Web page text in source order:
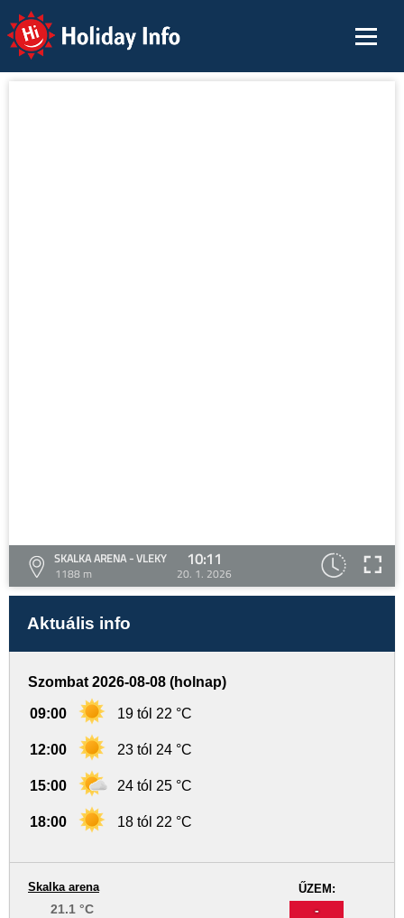
Holiday Info
SKALKA ARENA - VLEKY
1188 m
10:11
20. 1. 2026
Aktuális info
Szombat 2026-08-08 (holnap)
09:00 19 tól 22 °C
12:00 23 tól 24 °C
15:00 24 tól 25 °C
18:00 18 tól 22 °C
ŰZEM:
-
Skalka arena
21.1 °C